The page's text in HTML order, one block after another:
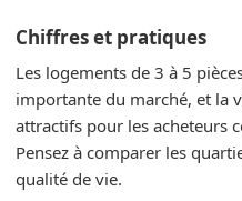
Chiffres et pratiques
Les logements de 3 à 5
importante du marché, et la
attractifs pour les acheteurs
Pensez à comparer les
qualité de vie.